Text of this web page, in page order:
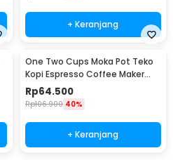
+ Keranjang
One Two Cups Moka Pot Teko
Kopi Espresso Coffee Maker
Stovetop 2 Cup 100ml - Z21
Rp64.500
Rp106.900 40%
+ Keranjang